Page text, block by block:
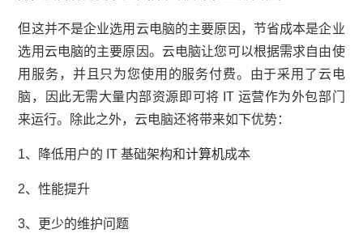
但这并不是企业选用云电脑的主要原因，节省成本是企业
选用云电脑的主要原因。云电脑让您可以根据需求自由使
用服务，并且只为您使用的服务付费。由于采用了云电
脑，因此无需大量内部资源即可将 IT 运营作为外包部门
来运行。除此之外，云电脑还将带来如下优势：
1、降低用户的 IT 基础架构和计算机成本
2、性能提升
3、更少的维护问题